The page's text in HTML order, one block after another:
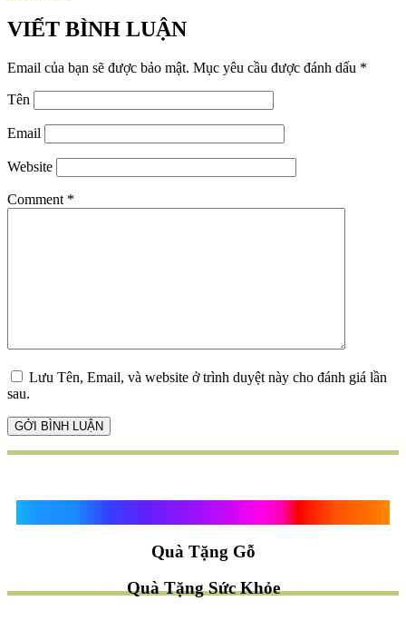
VIẾT BÌNH LUẬN
Email của bạn sẽ được bảo mật. Mục yêu cầu được đánh dấu *
Tên
Email
Website
Comment *
Lưu Tên, Email, và website ở trình duyệt này cho đánh giá lần
sau.
Quà Tặng Gỗ
Quà Tặng Sức Khỏe